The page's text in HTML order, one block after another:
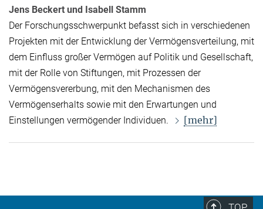
Jens Beckert und Isabell Stamm
Der Forschungsschwerpunkt befasst sich in verschiedenen
Projekten mit der Entwicklung der Vermögensverteilung, mit
dem Einfluss großer Vermögen auf Politik und Gesellschaft,
mit der Rolle von Stiftungen, mit Prozessen der
Vermögensvererbung, mit den Mechanismen des
Vermögenserhalts sowie mit den Erwartungen und
Einstellungen vermögender Individuen.
[mehr]